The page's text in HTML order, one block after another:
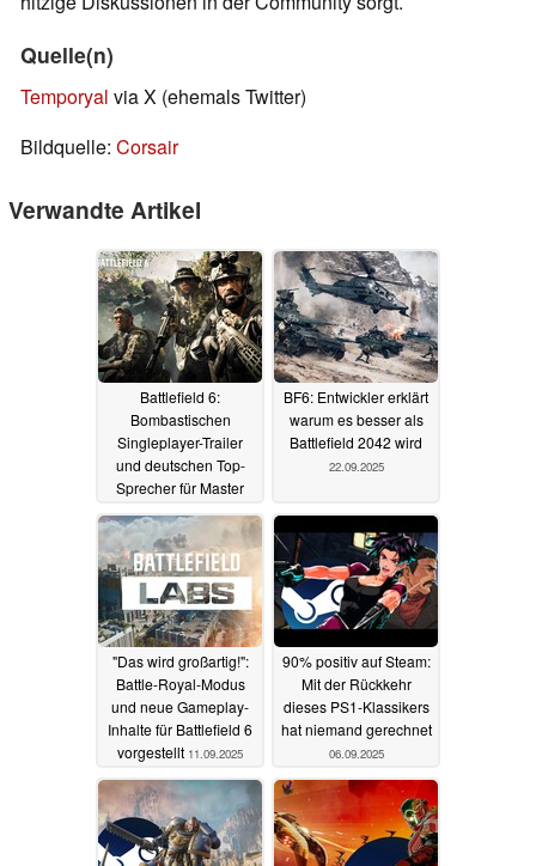
Quelle(n)
Temporyal via X (ehemals Twitter)
Bildquelle: Corsair
Verwandte Artikel
Battlefield 6:
Bombastischen
Singleplayer-Trailer
und deutschen Top-
Sprecher für Master
Sergeant Hayden
Carter enthüllt
25.09.2025
BF6: Entwickler erklärt
warum es besser als
Battlefield 2042 wird
22.09.2025
"Das wird großartig!":
Battle-Royal-Modus
und neue Gameplay-
Inhalte für Battlefield 6
vorgestellt 11.09.2025
90% positiv auf Steam:
Mit der Rückkehr
dieses PS1-Klassikers
hat niemand gerechnet
06.09.2025